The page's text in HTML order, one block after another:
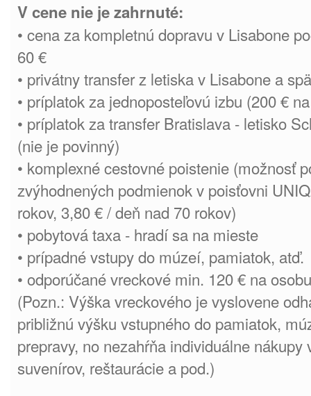
V cene nie je zahrnuté:
• cena za kompletnú dopravu v Lisabone
60 €
• privátny transfer z letiska v Lisabone a
• príplatok za jednoposteľovú izbu (200 €
• príplatok za transfer Bratislava - letisko
(nie je povinný)
• komplexné cestovné poistenie (možnosť
zvýhodnených podmienok v poisťovni
rokov, 3,80 € / deň nad 70 rokov)
• pobytová taxa - hradí sa na mieste
• prípadné vstupy do múzeí, pamiatok, atď.
• odporúčané vreckové min. 120 € na osobu
(Pozn.: Výška vreckového je vyslovene
približnú výšku vstupného do pamiatok,
prepravy, no nezahŕňa individuálne nákupy
suvenírov, reštaurácie a pod.)